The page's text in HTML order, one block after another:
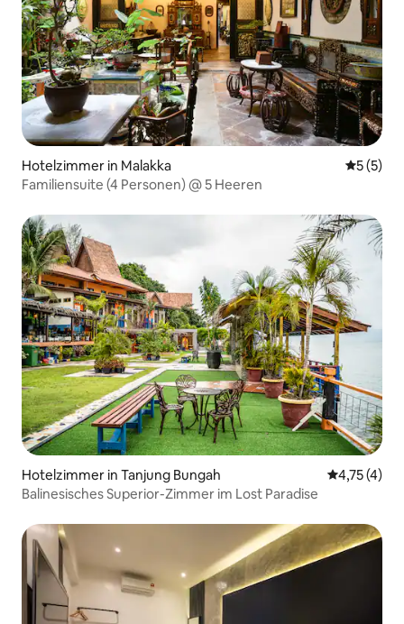
Hotelzimmer in Malakka
5 (5)
Familiensuite (4 Personen) @ 5 Heeren
Hotelzimmer in Tanjung Bungah
4,75 (4)
Balinesisches Superior-Zimmer im Lost Paradise